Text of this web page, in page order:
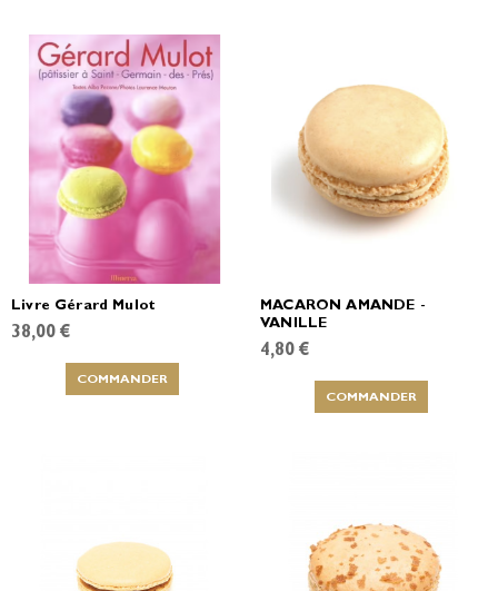
Livre Gérard Mulot
38,00 €
COMMANDER
MACARON AMANDE -
VANILLE
4,80 €
COMMANDER